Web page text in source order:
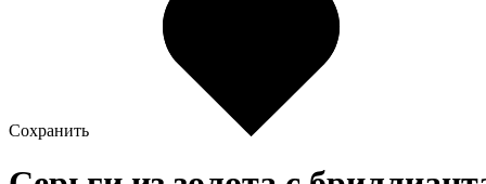
Сохранить